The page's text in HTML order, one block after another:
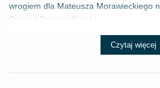
wrogiem dla Mateusza Morawieckiego
Prawo i Sprawiedliwość....
Czytaj więcej